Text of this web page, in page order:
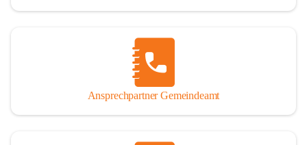
Ansprechpartner Gemeindeamt